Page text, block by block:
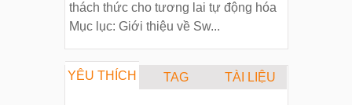
thách thức cho tương lai tự động hóa
Mục lục: Giới thiệu về Sw...
YÊU THÍCH TAG TÀI LIỆU